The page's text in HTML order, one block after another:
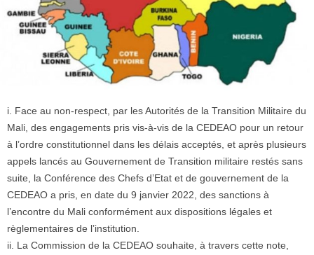
i. Face au non-respect, par les Autorités de la Transition Militaire du
Mali, des engagements pris vis-à-vis de la CEDEAO pour un retour
à l’ordre constitutionnel dans les délais acceptés, et après plusieurs
appels lancés au Gouvernement de Transition militaire restés sans
suite, la Conférence des Chefs d’Etat et de gouvernement de la
CEDEAO a pris, en date du 9 janvier 2022, des sanctions à
l’encontre du Mali conformément aux dispositions légales et
règlementaires de l’institution.
ii. La Commission de la CEDEAO souhaite, à travers cette note,